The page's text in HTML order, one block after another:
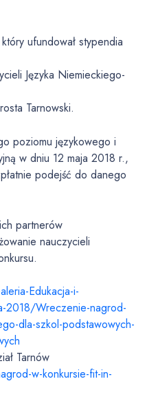
ufundował stypendia
Języka Niemieckiego-
Tarnowski.
poziomu językowego i
w dniu 12 maja 2018 r.,
podejść do danego
partnerów
nauczycieli
Edukacja-i-
2018/Wreczenie-nagrod-
dla-szkol-podstawowych-
Tarnów
w-konkursie-fit-in-